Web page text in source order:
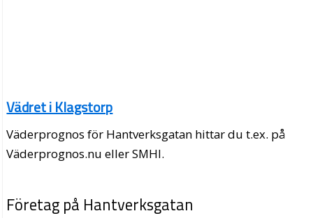
Vädret i Klagstorp
Väderprognos för Hantverksgatan hittar du t.ex. på
Väderprognos.nu eller SMHI.
Företag på Hantverksgatan